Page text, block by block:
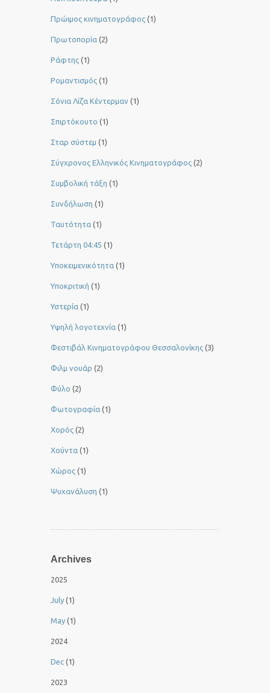
Πρώιμος κινηματογράφος (1)
Πρωτοπορία (2)
Ράφτης (1)
Ρομαντισμός (1)
Σόνια Λίζα Κέντερμαν (1)
Σπιρτόκουτο (1)
Σταρ σύστεμ (1)
Σύγχρονος Ελληνικός Κινηματογράφος (2)
Συμβολική τάξη (1)
Συνδήλωση (1)
Ταυτότητα (1)
Τετάρτη 04:45 (1)
Υποκειμενικότητα (1)
Υποκριτική (1)
Υστερία (1)
Yψηλή λογοτεχνία (1)
Φεστιβάλ Κινηματογράφου Θεσσαλονίκης (3)
Φιλμ νουάρ (2)
Φύλο (2)
Φωτογραφία (1)
Χορός (2)
Χούντα (1)
Χώρος (1)
Ψυχανάλυση (1)
Archives
2025
July (1)
May (1)
2024
Dec (1)
2023